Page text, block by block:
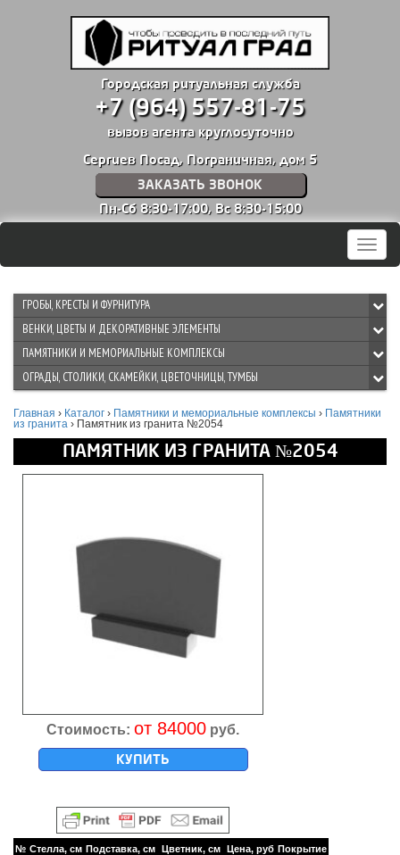
Городская ритуальная служба
+7 (964) 557-81-75
вызов агента круглосуточно
Сергиев Посад, Пограничная, дом 5
ЗАКАЗАТЬ ЗВОНОК
Пн-Сб 8:30-17:00, Вс 8:30-15:00
Меню
ГРОБЫ, КРЕСТЫ И ФУРНИТУРА
ВЕНКИ, ЦВЕТЫ И ДЕКОРАТИВНЫЕ ЭЛЕМЕНТЫ
ПАМЯТНИКИ И МЕМОРИАЛЬНЫЕ КОМПЛЕКСЫ
ОГРАДЫ, СТОЛИКИ, СКАМЕЙКИ, ЦВЕТОЧНИЦЫ, ТУМБЫ
Главная › Каталог › Памятники и мемориальные комплексы › Памятники
из гранита › Памятник из гранита №2054
ПАМЯТНИК ИЗ ГРАНИТА №2054
Стоимость: от 84000 руб.
КУПИТЬ
№ Стелла, см Подставка, см Цветник, см Цена, руб Покрытие